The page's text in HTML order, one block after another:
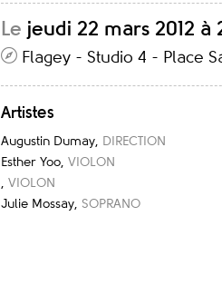
Le jeudi 22 mars 2012 à
Flagey - Studio 4 - Place
Artistes
Augustin Dumay
DIRECTION
Esther Yoo VIOLON
VIOLON
Julie Mossay
SOPRANO